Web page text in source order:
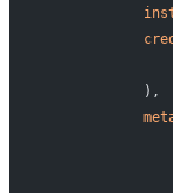
            ),